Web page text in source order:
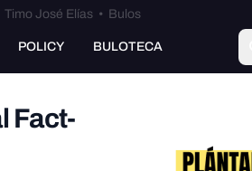
Timo José Elías• Bulos
POLICY BULOTECA
Fact-